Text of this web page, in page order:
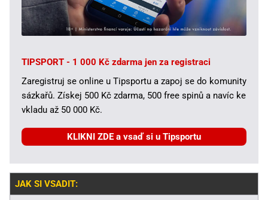
TIPSPORT - 1 000 Kč zdarma jen za registraci
Zaregistruj se online u Tipsportu a zapoj se do komunity
sázkařů. Získej 500 Kč zdarma, 500 free spinů a navíc ke
vkladu až 50 000 Kč.
KLIKNI ZDE a vsaď si u Tipsportu
JAK SI VSADIT: